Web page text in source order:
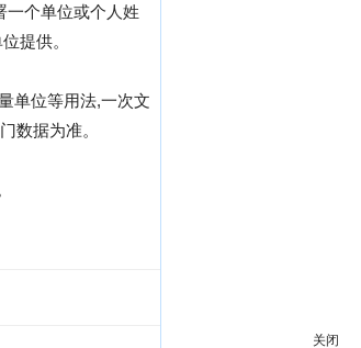
一个单位或个人姓
提供。
单位等用法,一次文
数据为准。
关闭